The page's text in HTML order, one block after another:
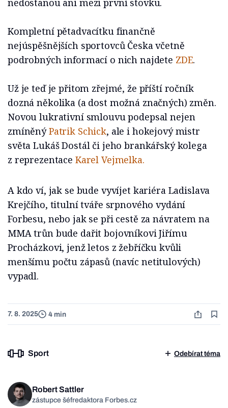
nedostanou ani mezi první stovku.
Kompletní pětadvacítku finančně
nejúspěšnějších sportovců Česka včetně
podrobných informací o nich najdete ZDE.
Už je teď je přitom zřejmé, že příští ročník
dozná několika (a dost možná značných) změn.
Novou lukrativní smlouvu podepsal nejen
zmíněnýPatrik Schick, ale i hokejový mistr
světa Lukáš Dostál či jeho brankářský kolega
z reprezentace Karel Vejmelka.
A kdo ví, jak se bude vyvíjet kariéra Ladislava
Krejčího, titulní tváře srpnového vydání
Forbesu, nebo jak se při cestě za návratem na
MMA trůn bude dařit bojovníkovi Jiřímu
Procházkovi, jenž letos z žebříčku kvůli
menšímu počtu zápasů (navíc netitulových)
vypadl.
7. 8. 2025 4 min
Sport Odebírat téma
Robert Sattler
zástupce šéfredaktora Forbes.cz